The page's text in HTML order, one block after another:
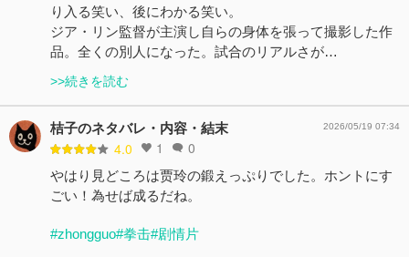
り入る笑い、後にわかる笑い。
ジア・リン監督が主演し自らの身体を張って撮影した作
品。全くの別人になった。試合のリアルさが…
>>続きを読む
桔子のネタバレ・内容・結末
4.0 1 0
2026/05/19 07:34
やはり見どころは贾玲の鍛えっぷりでした。ホントにす
ごい！為せば成るだね。
#zhongguo#拳击#剧情片